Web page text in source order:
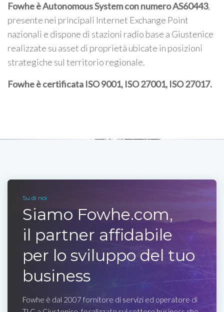
Fowhe è Autonomous System con numero AS60443,
presente nei principali Internet Exchange Point
nazionali e dispone di stazioni radio base a Giustenice
realizzate su asset di proprietà ubicate in posizioni
strategiche sul territorio regionale.
Fowhe è certificata ISO 9001, ISO 27001, ISO 27017.
Su di noi
Siamo Fowhe.com,
il partner affidabile
per lo sviluppo del tuo
business
Fowhe è dal 2007 fornitore di servizi ed operatore di